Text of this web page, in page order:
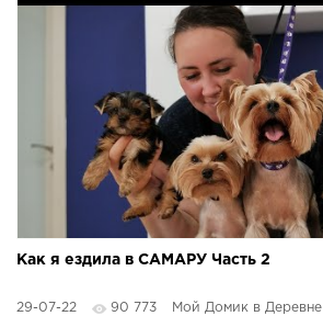
Как я ездила в САМАРУ Часть 2
29-07-22 90 773 Мой Домик в Деревне